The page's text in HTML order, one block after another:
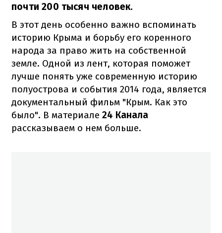
почти 200 тысяч человек.
В этот день особенно важно вспоминать
историю Крыма и борьбу его коренного
народа за право жить на собственной
земле. Одной из лент, которая поможет
лучше понять уже современную историю
полуострова и события 2014 года, является
документальный фильм "Крым. Как это
было". В материале 24 Канала
рассказываем о нем больше.